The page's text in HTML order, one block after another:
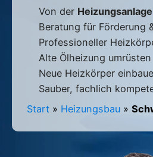
Von der Heizungsanlage
Beratung für Förderung
Professioneller
Alte Ölheizung umrüsten
Neue Heizkörper
Sauber, fachlich
Start » Heizungsbau »